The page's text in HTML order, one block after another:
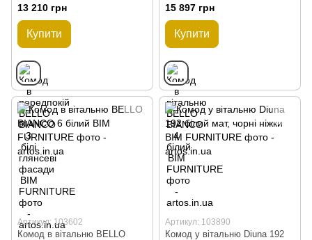
13 210 грн
Купити
15 897 грн
Купити
Артикул: 103602
Комод в вітальню BELLO
Артикул: 103890
Комод у вітальню Diuna 192